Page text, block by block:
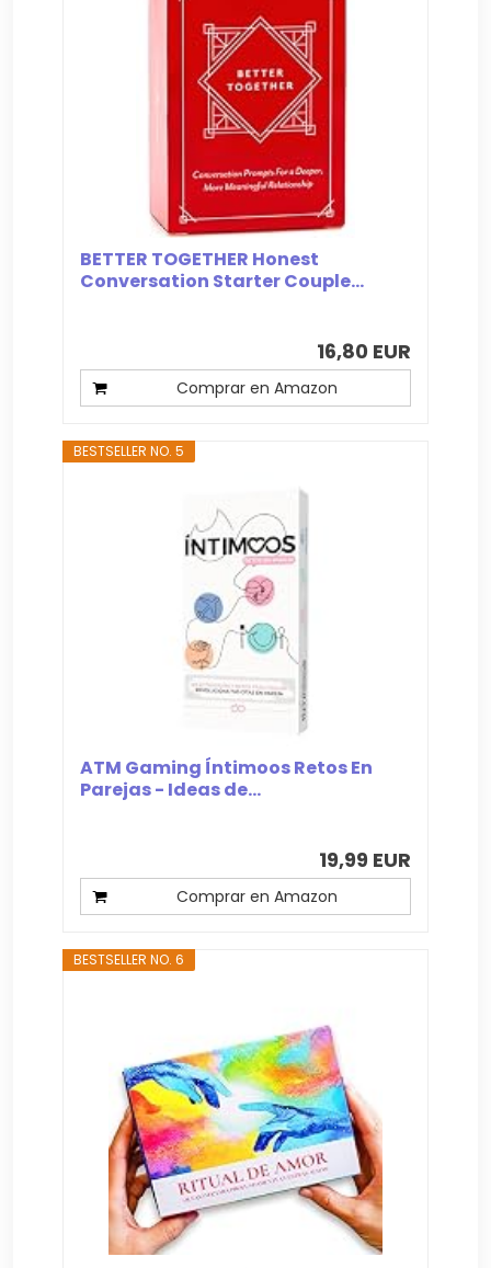
BETTER TOGETHER Honest
Conversation Starter Couple...
16,80 EUR
Comprar en Amazon
BESTSELLER NO. 5
ATM Gaming Íntimoos Retos En
Parejas - Ideas de...
19,99 EUR
Comprar en Amazon
BESTSELLER NO. 6